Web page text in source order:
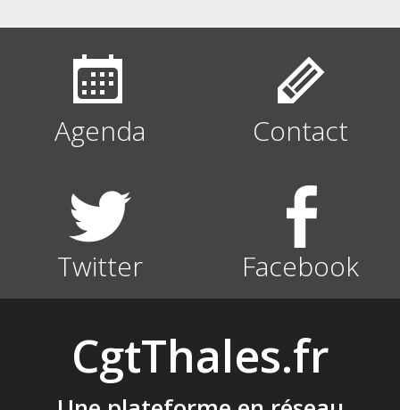
Agenda Contact
Twitter Facebook
CgtThales.fr